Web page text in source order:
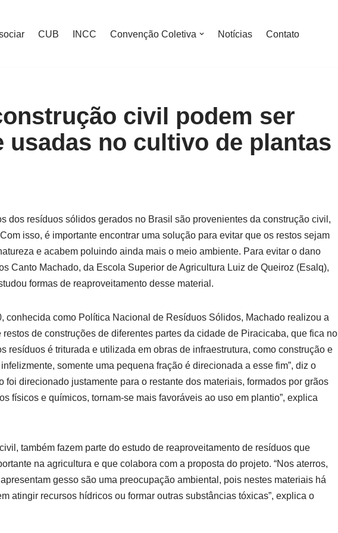
CUB INCC Convenção Coletiva Notícias Contato
civil podem ser
usadas no cultivo de plantas
dos resíduos sólidos gerados no Brasil são provenientes da construção civil,
Com isso, é importante encontrar uma solução para evitar que os restos sejam
e acabem poluindo ainda mais o meio ambiente. Para evitar o dano
Canto Machado, da Escola Superior de Agricultura Luiz de Queiroz (Esalq),
formas de reaproveitamento desse material.
conhecida como Política Nacional de Resíduos Sólidos, Machado realizou a
de construções de diferentes partes da cidade de Piracicaba, que fica no
resíduos é triturada e utilizada em obras de infraestrutura, como construção e
somente uma pequena fração é direcionada a esse fim”, diz o
foi direcionado justamente para o restante dos materiais, formados por grãos
físicos e químicos, tornam-se mais favoráveis ao uso em plantio”, explica
também fazem parte do estudo de reaproveitamento de resíduos que
na agricultura e que colabora com a proposta do projeto. “Nos aterros,
gesso são uma preocupação ambiental, pois nestes materiais há
atingir recursos hídricos ou formar outras substâncias tóxicas”, explica o